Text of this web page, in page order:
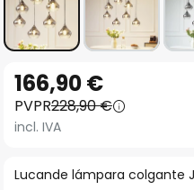
comienzo
de
galería
Lucande lámpara colgante
166,90 €
PVPR228,90 €
incl. IVA